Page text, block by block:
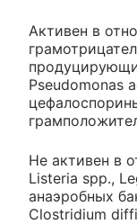
Активен в
Pseudomonas
Не активен в
Listeria spp.,
анаэробных
Clostridium